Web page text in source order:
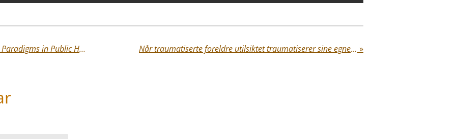
Treating Traumatized Youth: Shifting Paradigms in Public Healthcare for Complex Biopsychosocial Needs - Luuk L. Westerhof, MSc Når traumatiserte foreldre utilsiktet traumatiserer sine egne barn: Manifestasjoner, tilknytningsskader, og veien mot legedom - Luuk L. Westerhof, MSc »